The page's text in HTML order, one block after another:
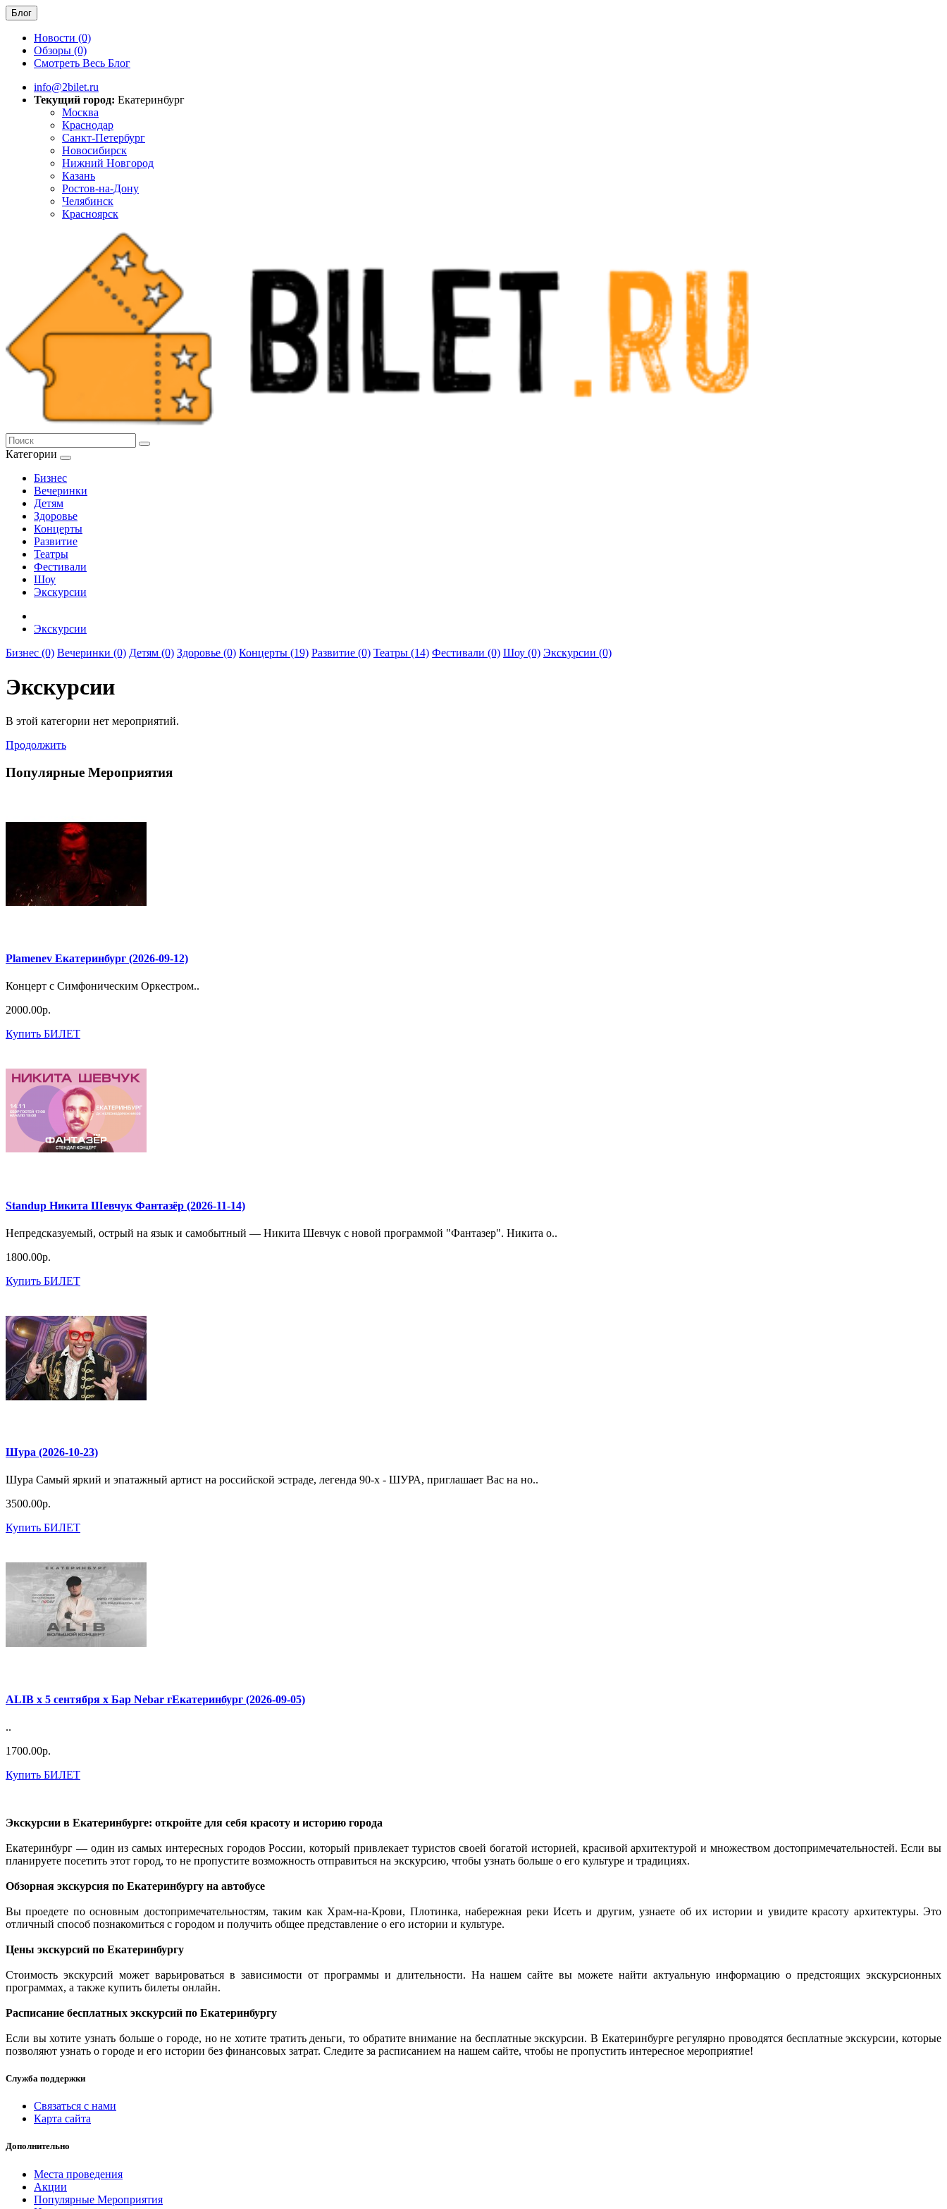
Блог
Новости (0)
Обзоры (0)
Смотреть Весь Блог
info@2bilet.ru
Текущий город: Екатеринбург
Москва
Краснодар
Санкт-Петербург
Новосибирск
Нижний Новгород
Казань
Ростов-на-Дону
Челябинск
Красноярск
Категории
Бизнес
Вечеринки
Детям
Здоровье
Концерты
Развитие
Театры
Фестивали
Шоу
Экскурсии
Экскурсии
Бизнес (0) Вечеринки (0) Детям (0) Здоровье (0) Концерты (19) Развитие (0) Театры (14) Фестивали (0) Шоу (0) Экскурсии (0)
Экскурсии
В этой категории нет мероприятий.
Продолжить
Популярные Мероприятия
Plamenev Екатеринбург (2026-09-12)
Концерт с Симфоническим Оркестром..
2000.00р.
Купить БИЛЕТ
Standup Никита Шевчук Фантазёр (2026-11-14)
Непредсказуемый, острый на язык и самобытный — Никита Шевчук с новой программой "Фантазер". Никита о..
1800.00р.
Купить БИЛЕТ
Шура (2026-10-23)
Шура Самый яркий и эпатажный артист на российской эстраде, легенда 90-х - ШУРА, приглашает Вас на но..
3500.00р.
Купить БИЛЕТ
ALIB х 5 сентября х Бар Nebar гЕкатеринбург (2026-09-05)
..
1700.00р.
Купить БИЛЕТ
Экскурсии в Екатеринбурге: откройте для себя красоту и историю города
Екатеринбург — один из самых интересных городов России, который привлекает туристов своей богатой историей, красивой архитектурой и множеством достопримечательностей. Если вы
планируете посетить этот город, то не пропустите возможность отправиться на экскурсию, чтобы узнать больше о его культуре и традициях.
Обзорная экскурсия по Екатеринбургу на автобусе
Вы проедете по основным достопримечательностям, таким как Храм-на-Крови, Плотинка, набережная реки Исеть и другим, узнаете об их истории и увидите красоту архитектуры. Это
отличный способ познакомиться с городом и получить общее представление о его истории и культуре.
Цены экскурсий по Екатеринбургу
Стоимость экскурсий может варьироваться в зависимости от программы и длительности. На нашем сайте вы можете найти актуальную информацию о предстоящих экскурсионных
программах, а также купить билеты онлайн.
Расписание бесплатных экскурсий по Екатеринбургу
Если вы хотите узнать больше о городе, но не хотите тратить деньги, то обратите внимание на бесплатные экскурсии. В Екатеринбурге регулярно проводятся бесплатные экскурсии, которые
позволяют узнать о городе и его истории без финансовых затрат. Следите за расписанием на нашем сайте, чтобы не пропустить интересное мероприятие!
Служба поддержки
Связаться с нами
Карта сайта
Дополнительно
Места проведения
Акции
Популярные Мероприятия